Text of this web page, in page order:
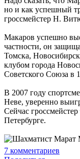
но и как успешный
гроссмейстер Н.
Макаров успешно
частности, он
Томска,
клубом города
Советского Союза в
В 2007 году
Неве, уверенно
Сейчас
Петербурге.
7 комментариев